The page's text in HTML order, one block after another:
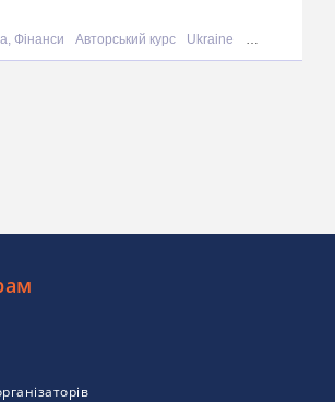
Фінанси Авторський курс Ukraine